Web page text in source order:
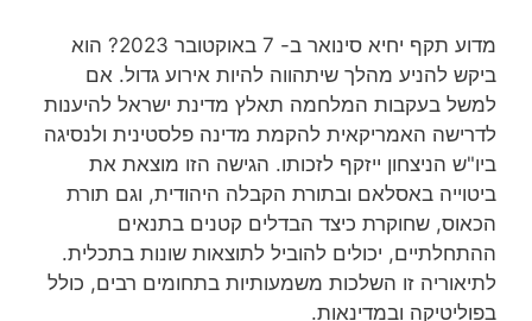
מדוע תקף יחיא סינואר ב- 7 באוקטובר 2023? הוא
ביקש להניע מהלך שיתהווה להיות אירוע גדול. אם
למשל בעקבות המלחמה תאלץ מדינת ישראל להיענות
לדרישה האמריקאית להקמת מדינה פלסטינית ולנסיגה
ביו"ש הניצחון ייזקף לזכותו. הגישה הזו מוצאת את
ביטוייה באסלאם ובתורת הקבלה היהודית, וגם תורת
הכאוס, שחוקרת כיצד הבדלים קטנים בתנאים
ההתחלתיים, יכולים להוביל לתוצאות שונות בתכלית.
לתיאוריה זו השלכות משמעותיות בתחומים רבים, כולל
בפוליטיקה ובמדינאות.